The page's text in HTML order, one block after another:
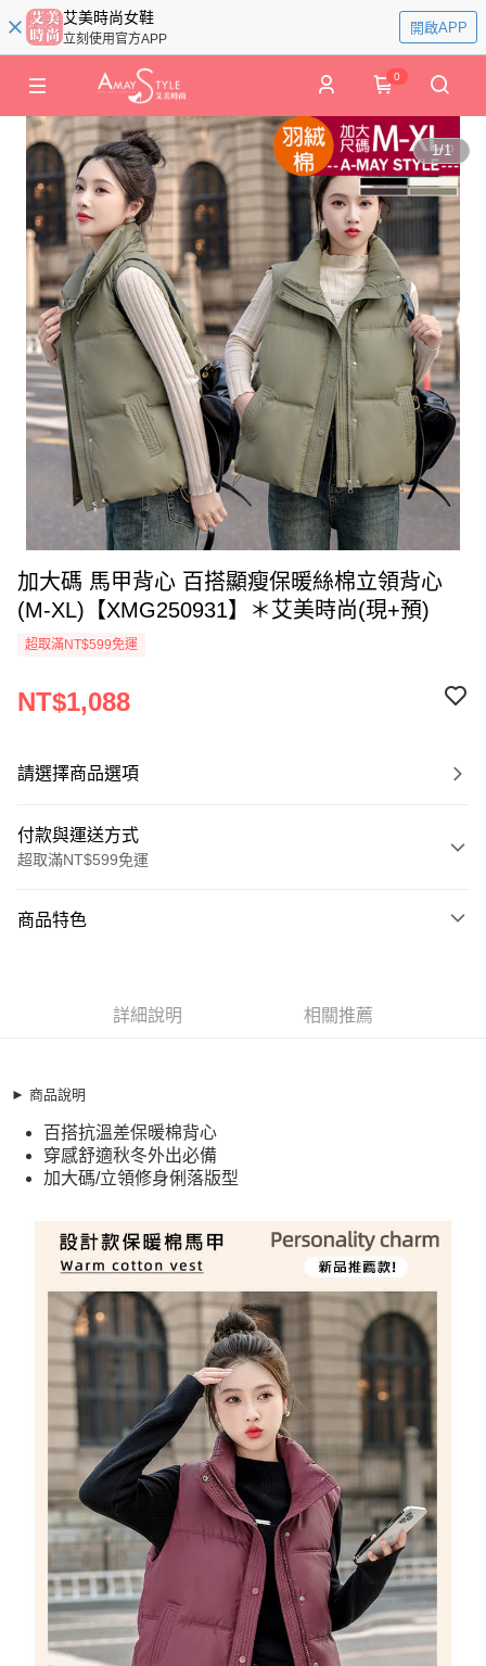
艾美時尚女鞋
立刻使用官方APP
開啟APP
0
1/1
加大碼 馬甲背心 百搭顯瘦保暖絲棉立領背心
(M-XL)【XMG250931】＊艾美時尚(現+預)
超取滿NT$599免運
NT$1,088
請選擇商品選項
付款與運送方式
超取滿NT$599免運
信用卡一次付款
街口支付
悠遊付
全盈+PAY
相關說明
【關於「AFTEE先享後付」】
便利好安心！
１．簡單：不需註冊會員、不需綁卡、不需儲值。
２．便利：只要手機號碼，簡訊認證，即可結帳。
３．安心：先確認商品／服務後，再付款。
【「AFTEE先享後付」結帳流程】
１．於結帳方式選擇「AFTEE先享後付」後，將跳轉至「AFTEE先享後付」
結帳頁面，進行簡訊認證並確認金額後，即可完成結帳。
２．訂單成立數日內，您將收到繳費通知簡訊。
３．收到繳費通知簡訊後14天內，點擊此簡訊中的連結，可透過四大超商／
ATM／網路銀行／等多元方式進行付款，方視為交易完成。
※ 請注意：結帳手續完成當下不需立刻繳費，但若您需要取消訂單，請聯絡
購買商品的店家。未經商家同意取消之訂單仍視為有效，需透過AFTEE先享
※ 交易是否成功請以「AFTEE先享後付 」之結帳頁面顯示為準，若有關於
是否繳費成功／繳費後需取消欲退款等相關疑問，請聯繫「AFTEE先享後付
客戶支援中心」https://netprotections.freshdesk.com/support/home
【注意事項】
運送方式
全家取貨付款
每筆NT$79，滿NT$599(含以上)免運費
付款後全家取貨
每筆NT$79，滿NT$599(含以上)免運費
7-11取貨付款
每筆NT$79，滿NT$1,000(含以上)免運費
付款後7-11取貨
每筆NT$79，滿NT$1,000(含以上)免運費
每筆NT$90，滿NT$1,000(含以上)免運費
商品特色
【XMG250931】
穿感舒適秋冬外出必備
加大碼/立領修身俐落版型
加大碼 馬甲背心 百搭顯瘦保暖絲棉立領背心(M-XL)
【XMG250931】
百搭抗溫差保暖棉背心
穿感舒適秋冬外出必備
加大碼/立領修身俐落版型
詳細說明 相關推薦
► 商品說明
百搭抗溫差保暖棉背心
穿感舒適秋冬外出必備
加大碼/立領修身俐落版型